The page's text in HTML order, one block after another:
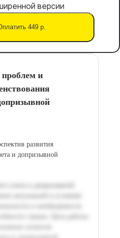
версии
449 р.
и
развития
и допризывной